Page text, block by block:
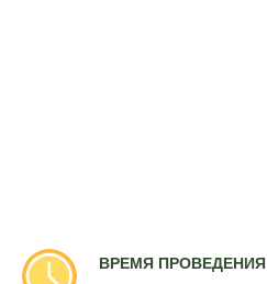
ВРЕМЯ ПРОВЕДЕНИЯ